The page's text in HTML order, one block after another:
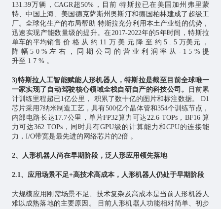
131.39万辆，CAGR超50%，目前 特斯拉已在美国加州弗里蒙
特、中国上海、美国德克萨斯州奥斯汀和德国柏林建成了超级工
厂。全球化生产的布局帮助 特斯拉充分利用本土产业链的优势，
迅速实现产能数量级的提升。在2017-2022年的5年时间，特斯拉
单车的平均销售 价 格 从 约 11 万 美 元 降 至 约 5 . 5 万美元 ，
降 幅 5 0 % 左 右 ， 同 期 公 司 的 营 业 利 润 率 从 - 1 5 % 提
升至 1 7 % 。
3)特斯拉人工智能赋能人形机器人，特斯拉是截至目前全球唯一
一家实现了自动驾驶核心领域全栈自研自产的科技公司。
目前累
计训练里程超已1亿公里， 积累了数十亿的图片和标注数据。 D1
芯片采用7纳米制造工艺，具有500亿个晶体管和354个训练节点，
内部电路长达17.7公里，单片FP32算力可达22.6 TOPs，BF16 算
力可达362 TOPs，同时具有GPU级的计算能力和CPU的连接能
力，I/O带宽是最先进的网络芯片的2倍 。
2、人形机器人尚在早期阶段，泛人形应用领先落地
2.1、应用场景不足+高技术高成本，人形机器人仍处于早期阶段
大规模应用刚需场景不足、技术复杂及高成本是当前人形机器人
难以成熟落地的主要原因。 目前人形机器人功能相对简单、初步